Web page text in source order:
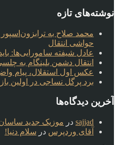
نوشته‌های تازه
محمد صلاح به
حواشی انتقال
عادل شیفته سامورایی‌ها:
انتقال دشمن بلینگام به
عکس اول استقلال، پیام
برد پرگل نساجی در اولین
آخرین دیدگاه‌ها
sajjad در موزیک جدید ساسان
آقای وردپرس در سلام دنیا!